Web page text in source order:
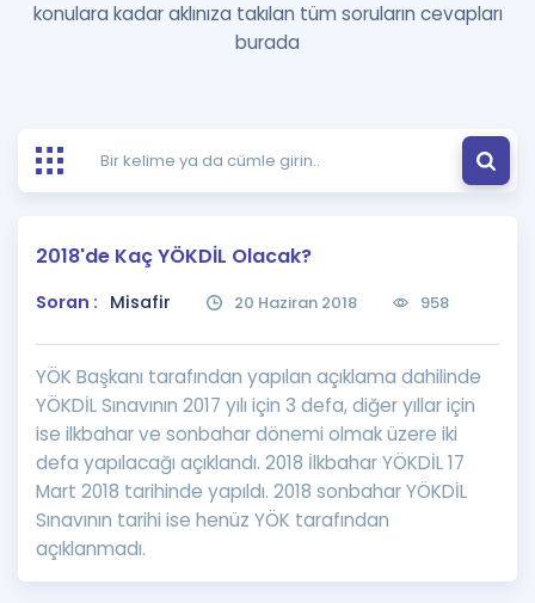
Şifremi Hatırlamıyorum
Ücretsiz Kaynaklar
Puan Hesaplama
Rehberlik Aracı
ÖSYM Sınav Takvimi
Kampanyalar
Blog
İngilizce Gramer
Blog
İngilizce Gramer
Hakkımızda
konulara kadar aklınıza takılan tüm soruların cevapları
burada
2018'de Kaç YÖKDİL Olacak?
Soran : Misafir 20 Haziran 2018 958
YÖK Başkanı tarafından yapılan açıklama dahilinde
YÖKDİL Sınavının 2017 yılı için 3 defa, diğer yıllar için
ise ilkbahar ve sonbahar dönemi olmak üzere iki
defa yapılacağı açıklandı. 2018 İlkbahar YÖKDİL 17
Mart 2018 tarihinde yapıldı. 2018 sonbahar YÖKDİL
Sınavının tarihi ise henüz YÖK tarafından
açıklanmadı.